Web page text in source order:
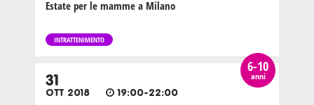
Estate per le mamme a Milano
INTRATTENIMENTO
6-10
anni
31
OTT 2018 19:00-22:00